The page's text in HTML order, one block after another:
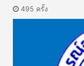
495 ครั้ง